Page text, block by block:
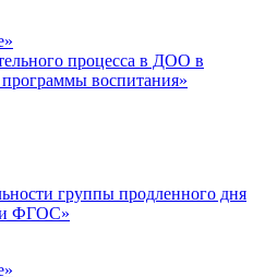
процесса в ДОО в
программы воспитания»